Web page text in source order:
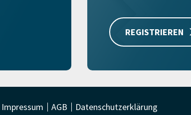
REGISTRIEREN
Impressum AGB
Datenschutzerklärung